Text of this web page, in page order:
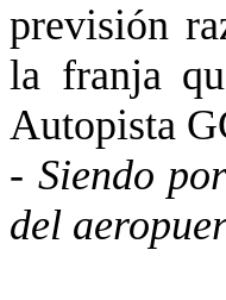
previsión
la franja
Autopista
- Siendo
del